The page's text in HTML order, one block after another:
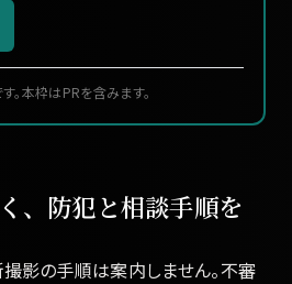
。本枠はPRを含みます。
、防犯と相談手順を
撮影の手順は案内しません。不審